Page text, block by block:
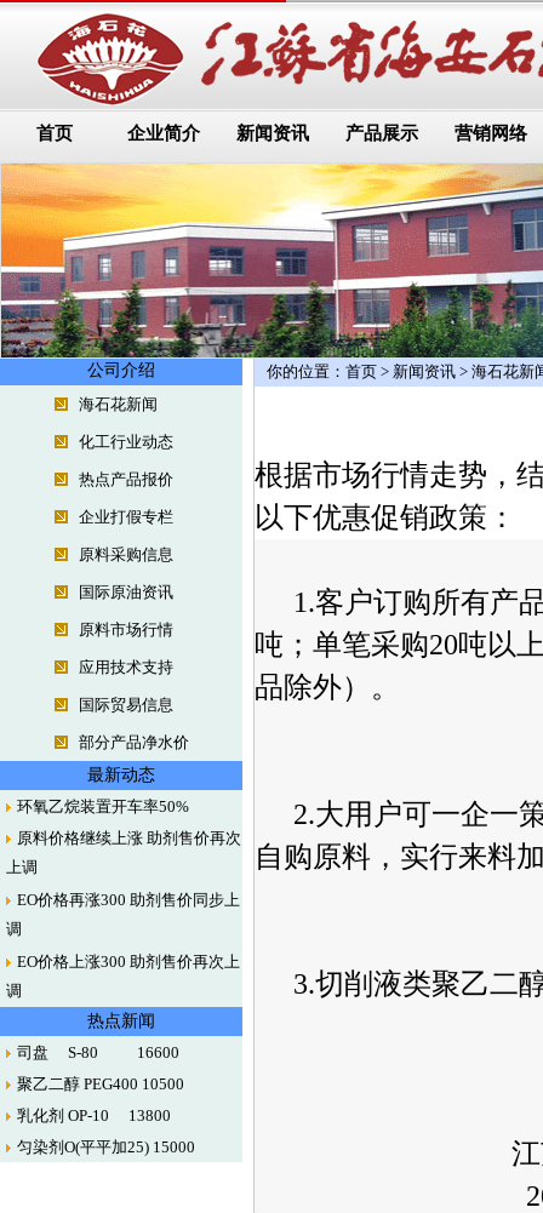
首页 企业简介 新闻资讯 产品展示 营销网络
公司介绍
海石花新闻
化工行业动态
热点产品报价
企业打假专栏
原料采购信息
国际原油资讯
原料市场行情
应用技术支持
国际贸易信息
部分产品净水价
最新动态
环氧乙烷装置开车率50%
原料价格继续上涨 助剂售价再次
上调
EO价格再涨300 助剂售价同步上
调
EO价格上涨300 助剂售价再次上
调
热点新闻
司盘 S-80 16600
聚乙二醇 PEG400 10500
乳化剂 OP-10 13800
匀染剂O(平平加25) 15000
你的位置： 首页 > 新闻资讯 > 海石花新
根据市场行情走势，
以下优惠促销政策：
1.客户订购所有产
吨；单笔采购20吨以
品除外）。
2.大用户可一企一
自购原料，实行来料
3.切削液类聚乙二
江苏省海
2014年